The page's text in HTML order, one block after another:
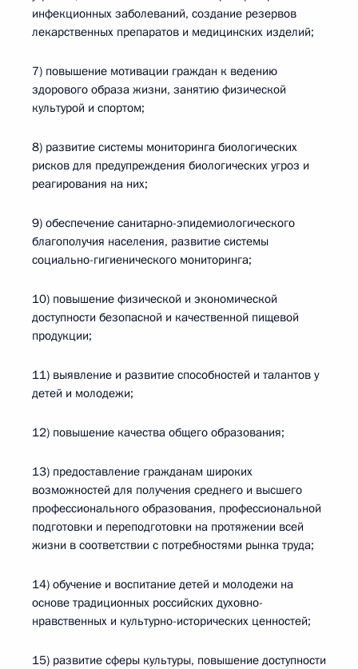
инфекционных заболеваний, создание резервов
лекарственных препаратов и медицинских изделий;
7) повышение мотивации граждан к ведению
здорового образа жизни, занятию физической
культурой и спортом;
8) развитие системы мониторинга биологических
рисков для предупреждения биологических угроз и
реагирования на них;
9) обеспечение санитарно-эпидемиологического
благополучия населения, развитие системы
социально-гигиенического мониторинга;
10) повышение физической и экономической
доступности безопасной и качественной пищевой
продукции;
11) выявление и развитие способностей и талантов у
детей и молодежи;
12) повышение качества общего образования;
13) предоставление гражданам широких
возможностей для получения среднего и высшего
профессионального образования, профессиональной
подготовки и переподготовки на протяжении всей
жизни в соответствии с потребностями рынка труда;
14) обучение и воспитание детей и молодежи на
основе традиционных российских духовно-
нравственных и культурно-исторических ценностей;
15) развитие сферы культуры, повышение доступности